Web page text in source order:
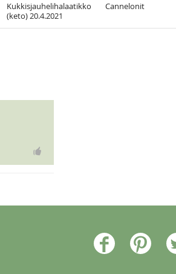
Kukkisjauhelihalaatikko
(keto) 20.4.2021
Cannelonit